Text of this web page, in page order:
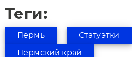
Теги:
Пермь Статуэтки
Пермский край